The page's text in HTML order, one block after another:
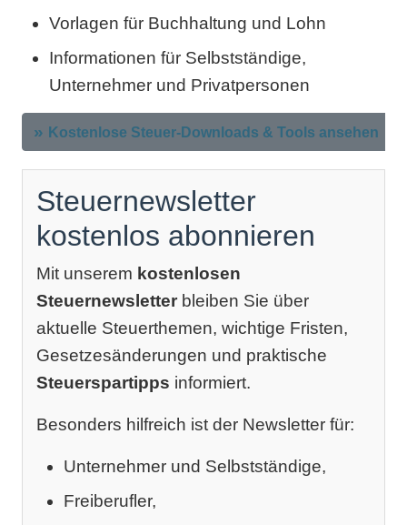
Vorlagen für Buchhaltung und Lohn
Informationen für Selbstständige,
Unternehmer und Privatpersonen
Kostenlose Steuer-Downloads & Tools ansehen
Steuernewsletter
kostenlos abonnieren
Mit unserem kostenlosen
Steuernewsletter bleiben Sie über
aktuelle Steuerthemen, wichtige Fristen,
Gesetzesänderungen und praktische
Steuerspartipps informiert.
Besonders hilfreich ist der Newsletter für:
Unternehmer und Selbstständige,
Freiberufler,